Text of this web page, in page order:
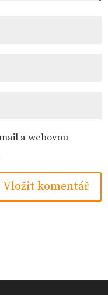
a webovou